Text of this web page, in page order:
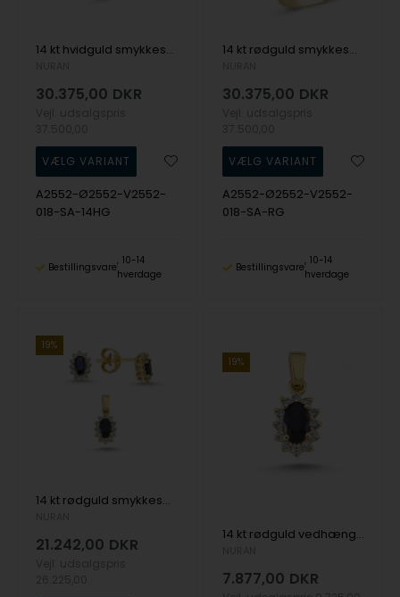
14 kt hvidguld smykkesæt, Roset Safir serien fra Nuran med ialt 0,72 ct diamanter
30.375,00 DKR
A2552-Ø2552-V2552-
018-SA-14HG
Bestillingsvare
10-14
hverdage
14 kt rødguld smykkesæt, Roset Safir serien fra Nuran med ialt 0,72 ct diamanter
30.375,00 DKR
A2552-Ø2552-V2552-
018-SA-RG
Bestillingsvare
10-14
hverdage
19%
14 kt rødguld smykkesæt, Roset Safir serien fra Nuran med ialt 0,54 ct diamanter
21.242,00 DKR
19%
14 kt rødguld vedhæng, Roset Safir serien fra Nuran med ialt 0,18 ct diamanter
7.877,00 DKR